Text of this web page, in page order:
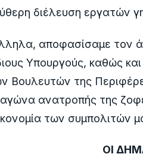
διέλευση εργατών
αποφασίσαμε τον
Υπουργούς, καθώς
Βουλευτών της
ανατροπής της
των συμπολιτών